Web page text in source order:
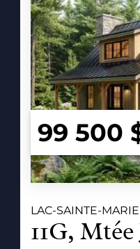
99 500
LAC-SAINTE-MARIE
11G,